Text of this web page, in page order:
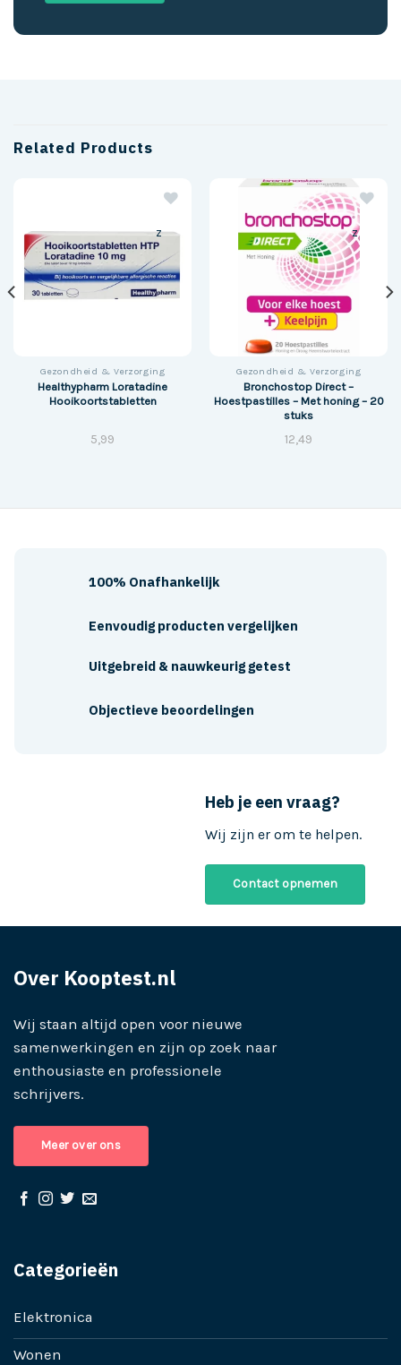
Related Products
z
Gezondheid & Verzorging
Healthypharm Loratadine
Hooikoortstabletten
5,99
z
Gezondheid & Verzorging
Bronchostop Direct –
Hoestpastilles – Met honing – 20
stuks
12,49
Heb je een vraag?
Wij zijn er om te helpen.
Contact opnemen
100% Onafhankelijk
Eenvoudig producten vergelijken
Uitgebreid & nauwkeurig getest
Objectieve beoordelingen
Over Kooptest.nl
Wij staan altijd open voor nieuwe
samenwerkingen en zijn op zoek naar
enthousiaste en professionele
schrijvers.
Meer over ons
Categorieën
Elektronica
Wonen